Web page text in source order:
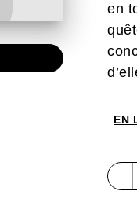
en
EN